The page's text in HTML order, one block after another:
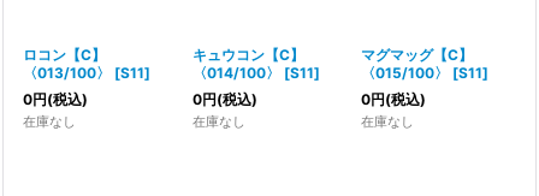
ロコン【C】
〈013/100〉
[S11]
0円(税込)
在庫なし
キュウコン【C】
〈014/100〉
[S11]
0円(税込)
在庫なし
マグマッグ【C】
〈015/100〉
[S11]
0円(税込)
在庫なし